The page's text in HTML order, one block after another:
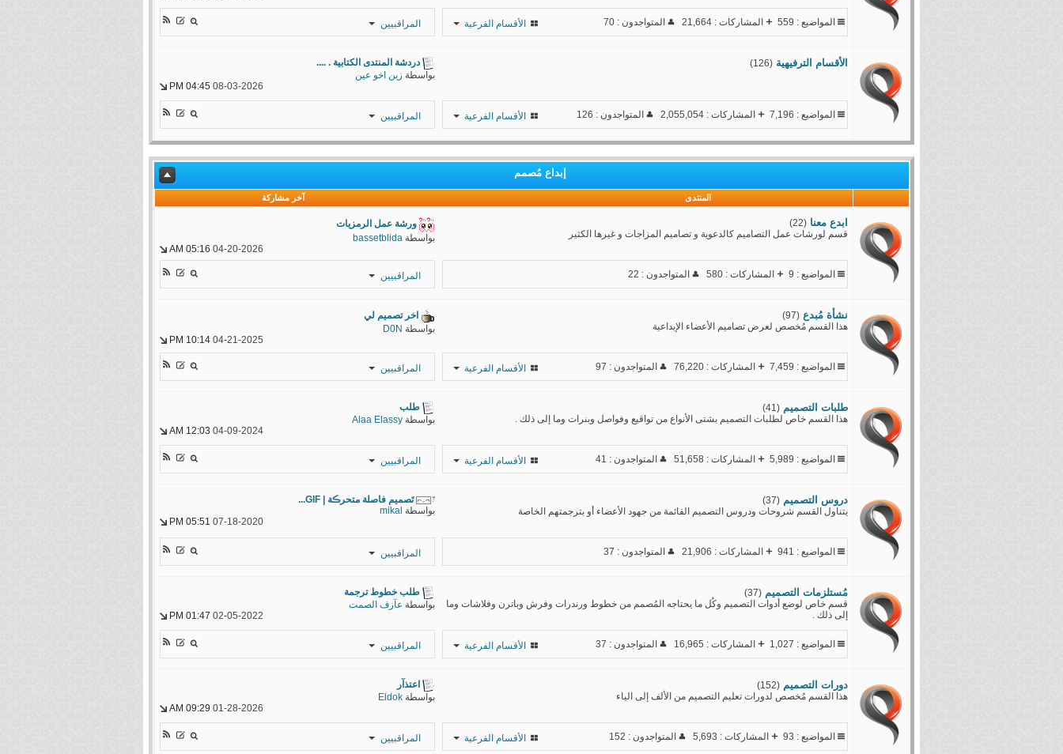
المواضيع : 559 المشاركات : 21,664 المتواجدون : 70 الأقسام الفرعية المراقبيين
Dog Day
Afternoon
الأقسام الترفيهية (126)
المواضيع : 7,196 المشاركات : 2,055,054 المتواجدون : 126 الأقسام الفرعية
دردشة المنتدى الكتابية . ....
بواسطة زين اخو عين
08-03-2026
04:45 PM
المراقبيين
animo kun
إبداع مُصمم
المنتدى آخر مشاركة
ابدع معنا (22)
قسم لورشات عمل التصاميم كالدعوية و تصاميم المزاجات و غيرها الكثير
المواضيع : 9 المشاركات : 580 المتواجدون : 22
ورشة عمل الرمزيات
بواسطة bassetblida
04-20-2026
05:16 AM
المراقبيين
f α н α ɒ
Rashid*
cybr
Sayo
نشأة مُبدع (97)
هذا القسم مُخصص لعرض تصاميم الأعضاء الإبداعية
المواضيع : 7,459 المشاركات : 76,220 المتواجدون : 97 الأقسام الفرعية
اخر تصميم لي
بواسطة D0N
04-21-2025
10:14 PM
المراقبيين
f α н α ɒ
Rashid*
cybr
Sayo
طلبات التصميم (41)
هذا القسم خاص لطلبات التصميم بشتى الأنواع من تواقيع وفواصل وبنرات وما إلى ذلك .
المواضيع : 5,989 المشاركات : 51,658 المتواجدون : 41 الأقسام الفرعية
طلب
بواسطة Alaa Elassy
04-09-2024
12:03 AM
المراقبيين
Rashid*
Қaito ҚiḒ
Sho3a3
Alamal
M A H D I
askar
mohamad
Scarlet
s a m s u n g
دروس التصميم (37)
يتناول القسم شروحات ودروس التصميم القائمة من جهود الأعضاء أو بترجمتهم الخاصة
المواضيع : 941 المشاركات : 21,906 المتواجدون : 37
تَصميم فاصلة متحرڪة | GIF...
بواسطة mikal
07-18-2020
05:51 PM
المراقبيين
Қaito ҚiḒ
f α н α ɒ
Rashid*
cybr
Sayo
مُستلزمات التصميم (37)
قسم خاص لوضع أدوات التصميم وكُل ما يحتاجه المُصمم من خطوط ورندرات وفرش وباترن وفلاشات وما
إلى ذلك .
المواضيع : 1,027 المشاركات : 16,965 المتواجدون : 37 الأقسام الفرعية
طلب خطوط ترجمة
بواسطة عآزف الصمت
02-05-2022
01:47 PM
المراقبيين
عآزف
الصمت
Rashid*
دورات التصميم (152)
هذا القسم مُخصص لدورات تعليم التصميم من الألف إلى الياء
المواضيع : 93 المشاركات : 5,693 المتواجدون : 152 الأقسام الفرعية
اعتذآر
بواسطة Eldok
01-28-2026
09:29 AM
المراقبيين